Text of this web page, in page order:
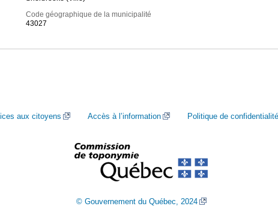
Code géographique de la municipalité
43027
aux citoyens Accès à l’information Politique de confidentialité
© Gouvernement du Québec, 2024